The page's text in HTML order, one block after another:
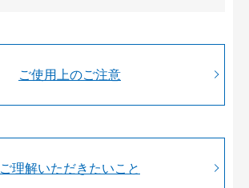
ご使用上のご注意
ご理解いただきたいこと